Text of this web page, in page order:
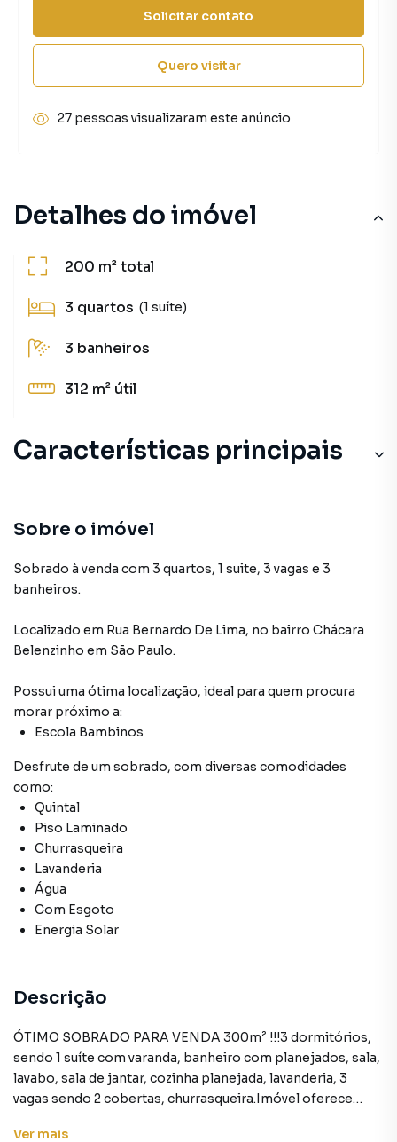
Detalhes do imóvel
200 m²total
3 quartos (1 suíte)
3 banheiros
312 m² útil
Características principais
Sobre o imóvel
Sobrado à venda com 3 quartos, 1 suite, 3 vagas e 3
banheiros.
Localizado em Rua Bernardo De Lima, no bairro Chácara
Belenzinho em São Paulo.
Possui uma ótima localização, ideal para quem procura
morar próximo a:
Escola Bambinos
Desfrute de um sobrado, com diversas comodidades
como:
Quintal
Piso Laminado
Churrasqueira
Lavanderia
Água
Com Esgoto
Energia Solar
Descrição
ÓTIMO SOBRADO PARA VENDA 300m² !!!3 dormitórios,
sendo 1 suíte com varanda, banheiro com planejados, sala,
lavabo, sala de jantar, cozinha planejada, lavanderia, 3
vagas sendo 2 cobertas, churrasqueira.Imóvel oferece
Ver mais
Solicitar contato
Quero visitar
27 pessoas visualizaram este anúncio